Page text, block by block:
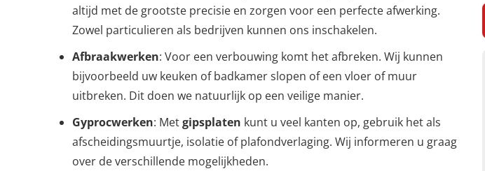
altijd met de grootste precisie en zorgen voor een perfecte afwerking.
Zowel particulieren als bedrijven kunnen ons inschakelen.
Afbraakwerken: Voor een verbouwing komt het afbreken. Wij kunnen
bijvoorbeeld uw keuken of badkamer slopen of een vloer of muur
uitbreken. Dit doen we natuurlijk op een veilige manier.
Gyprocwerken: Metgipsplaten kunt u veel kanten op, gebruik het als
afscheidingsmuurtje, isolatie of plafondverlaging. Wij informeren u graag
over de verschillende mogelijkheden.